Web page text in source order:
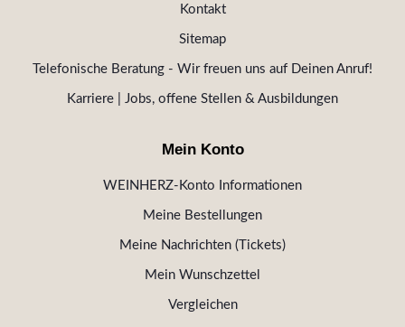
Kontakt
Sitemap
Telefonische Beratung - Wir freuen uns auf Deinen Anruf!
Karriere | Jobs, offene Stellen & Ausbildungen
Mein Konto
WEINHERZ-Konto Informationen
Meine Bestellungen
Meine Nachrichten (Tickets)
Mein Wunschzettel
Vergleichen